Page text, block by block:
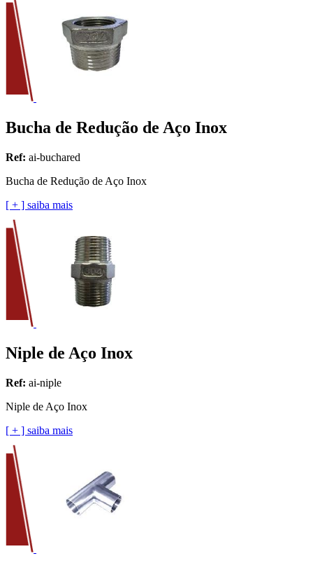
Bucha de Redução de Aço Inox
Ref: ai-buchared
Bucha de Redução de Aço Inox
[ + ] saiba mais
Niple de Aço Inox
Ref: ai-niple
Niple de Aço Inox
[ + ] saiba mais